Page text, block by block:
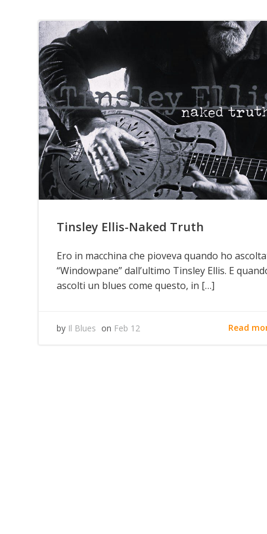
Tinsley Ellis-Naked Truth
Ero in macchina che pioveva quando ho
“Windowpane” dall’ultimo Tinsley Ellis. E
ascolti un blues come questo, in […]
by Il Blues on Feb 12 Read